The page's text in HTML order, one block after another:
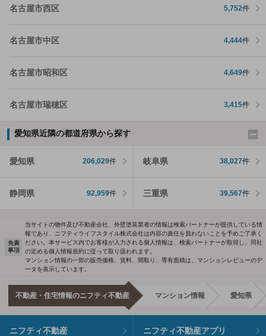
名古屋市西区 5,752件
名古屋市中区 4,444件
名古屋市昭和区 4,649件
名古屋市瑞穂区 3,415件
愛知県近隣の都道府県から探す
愛知県 206,029件 岐阜県 38,027件
静岡県 92,959件 三重県 39,567件
免責
事項
当サイトの物件及び不動産会社、外壁塗装業者の情報は検索パートナーが提供している情
報であり、ニフティライフスタイル株式会社は内容の責任を負わないことを予めご了承く
ださい。本サービス内でお客様が入力される個人情報は、検索パートナーが取得し、同社
の定める個人情報規約に従って取り扱われます。
マンション情報の一部の販売価格、賃料、間取り、専有面積は、マンションレビューのデ
ータを表示しています。
不動産・住宅情報のニフティ不動産 マンション情報 愛知県
ニフティ不動産 ニフティ不動産アプリ